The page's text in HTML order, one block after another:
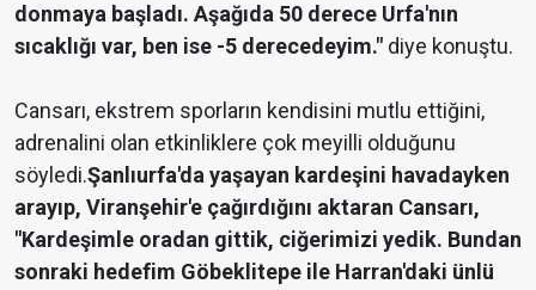
donmaya başladı. Aşağıda 50 derece Urfa'nın
sıcaklığı var, ben ise -5 derecedeyim." diye konuştu.
Cansarı, ekstrem sporların kendisini mutlu ettiğini,
adrenalini olan etkinliklere çok meyilli olduğunu
söyledi.Şanlıurfa'da yaşayan kardeşini havadayken
arayıp, Viranşehir'e çağırdığını aktaran Cansarı,
"Kardeşimle oradan gittik, ciğerimizi yedik. Bundan
sonraki hedefim Göbeklitepe ile Harran'daki ünlü